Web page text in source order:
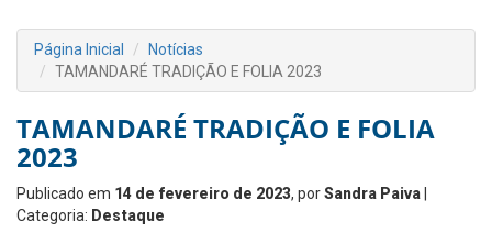
Página Inicial
Notícias
TAMANDARÉ TRADIÇÃO E FOLIA 2023
TAMANDARÉ TRADIÇÃO E FOLIA
2023
Publicado em 14 de fevereiro de 2023, porSandra Paiva
Categoria: Destaque